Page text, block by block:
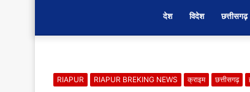
देश विदेश छत्तीसगढ़
RIAPUR RIAPUR BREKING NEWS क्राइम छत्तीसगढ़